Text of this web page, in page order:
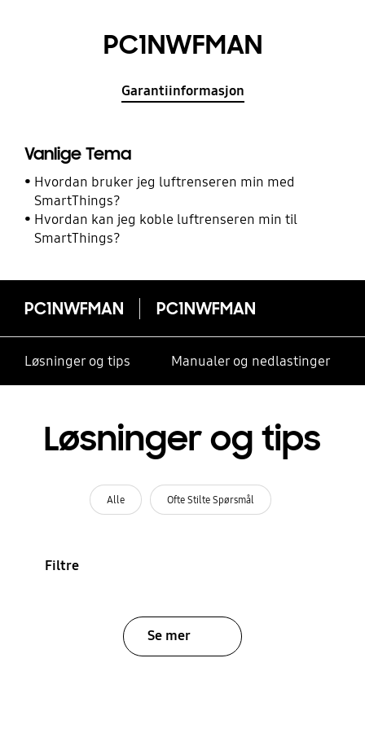
PC1NWFMAN
Garantiinformasjon
Vanlige Tema
Hvordan bruker jeg luftrenseren min med
SmartThings?
Hvordan kan jeg koble luftrenseren min til
SmartThings?
PC1NWFMAN PC1NWFMAN
Løsninger og tips Manualer og nedlastinger
Løsninger og tips
Alle Ofte Stilte Spørsmål
Filtre
Se mer